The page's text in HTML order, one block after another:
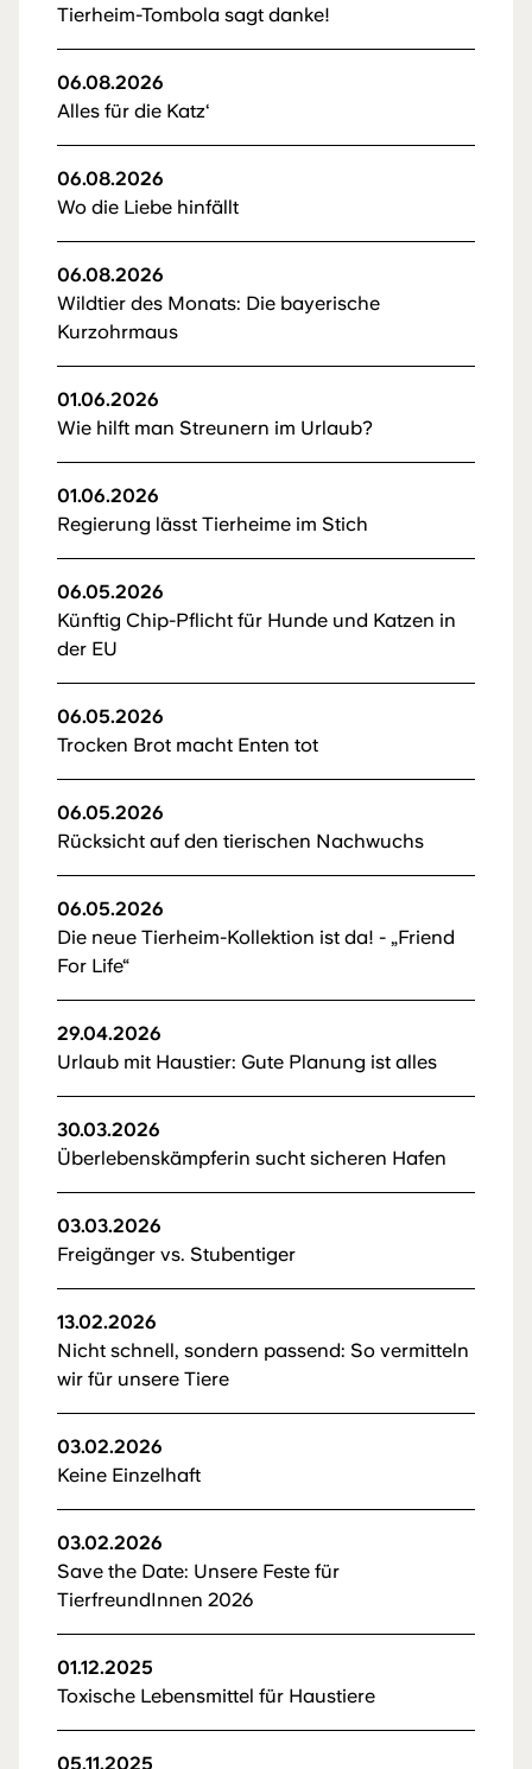
Tierheim-Tombola sagt danke!
06.08.2026
Alles für die Katz‘
06.08.2026
Wo die Liebe hinfällt
06.08.2026
Wildtier des Monats: Die bayerische
Kurzohrmaus
01.06.2026
Wie hilft man Streunern im Urlaub?
01.06.2026
Regierung lässt Tierheime im Stich
06.05.2026
Künftig Chip-Pflicht für Hunde und Katzen in
der EU
06.05.2026
Trocken Brot macht Enten tot
06.05.2026
Rücksicht auf den tierischen Nachwuchs
06.05.2026
Die neue Tierheim-Kollektion ist da! - „Friend
For Life“
29.04.2026
Urlaub mit Haustier: Gute Planung ist alles
30.03.2026
Überlebenskämpferin sucht sicheren Hafen
03.03.2026
Freigänger vs. Stubentiger
13.02.2026
Nicht schnell, sondern passend: So vermitteln
wir für unsere Tiere
03.02.2026
Keine Einzelhaft
03.02.2026
Save the Date: Unsere Feste für
TierfreundInnen 2026
01.12.2025
Toxische Lebensmittel für Haustiere
05.11.2025